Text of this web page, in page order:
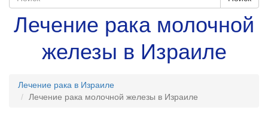
Лечение рака молочной
железы в Израиле
Лечение рака в Израиле
Лечение рака молочной железы в Израиле